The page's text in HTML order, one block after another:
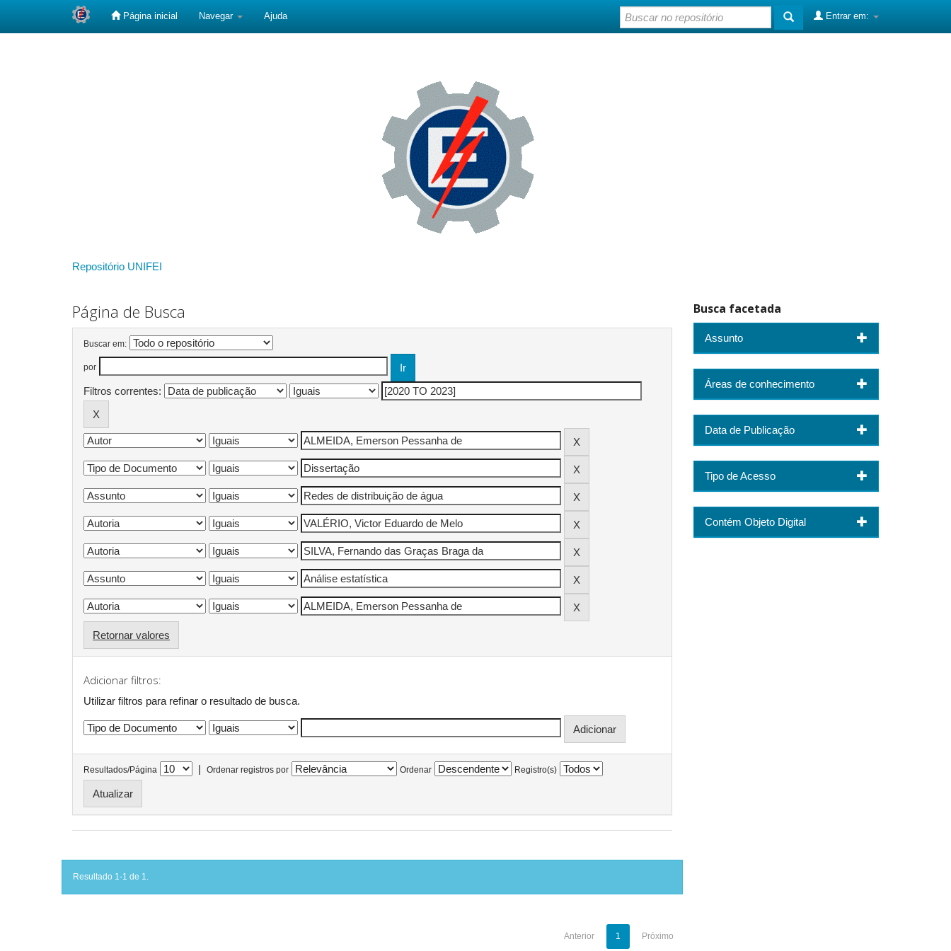
Página inicial Navegar Ajuda Entrar em:
Repositório UNIFEI
Página de Busca
Buscar em:
por
Filtros correntes:
Retornar valores
Adicionar filtros:
Utilizar filtros para refinar o resultado de busca.
Resultados/Página | Ordenar registros por Ordenar Registro(s)
Resultado 1-1 de 1.
Anterior 1 Próximo
Busca facetada
Assunto
Áreas de conhecimento
Data de Publicação
Tipo de Acesso
Contém Objeto Digital